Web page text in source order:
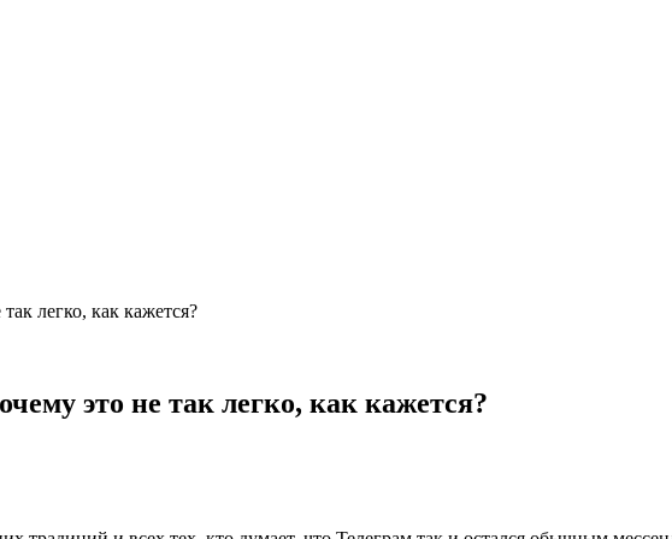
легко, как кажется?
это не так легко, как кажется?